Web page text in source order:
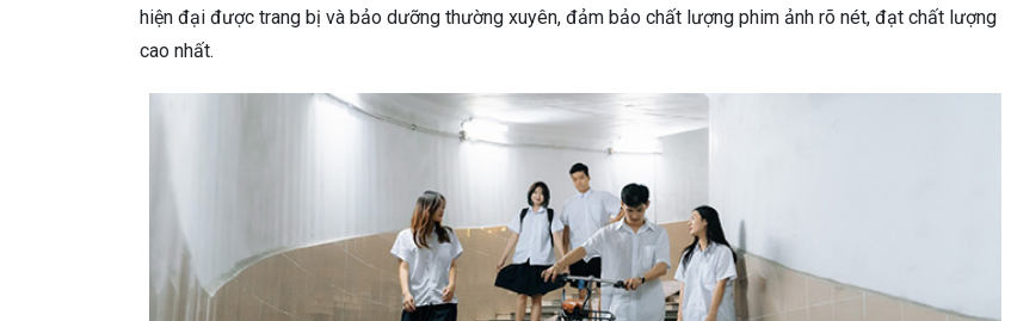
hiện đại được trang bị và bảo dưỡng thường xuyên, đảm bảo chất lượng phim ảnh rõ nét, đạt chất lượng
cao nhất.